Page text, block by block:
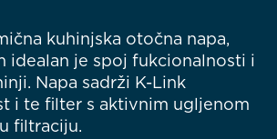
kuhinjska otočna napa,
idealan je spoj fukcionalnosti i
Napa sadrži K-Link
i te filter s aktivnim ugljenom
filtraciju.